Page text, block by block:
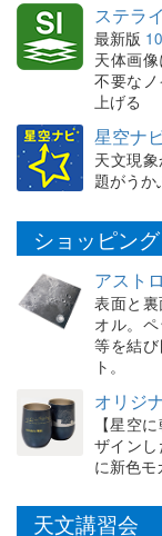
ステラ
最新版
天体画
不要な
上げる
星空ナ
天文現
題がうか
ショッピング
アスト
表面と
オル。
等を結
ト。
オリジ
【星空
ザイン
に新色モ
天文講習会